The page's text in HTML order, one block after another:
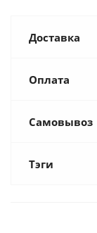
Доставка
Оплата
Самовывоз
Тэги